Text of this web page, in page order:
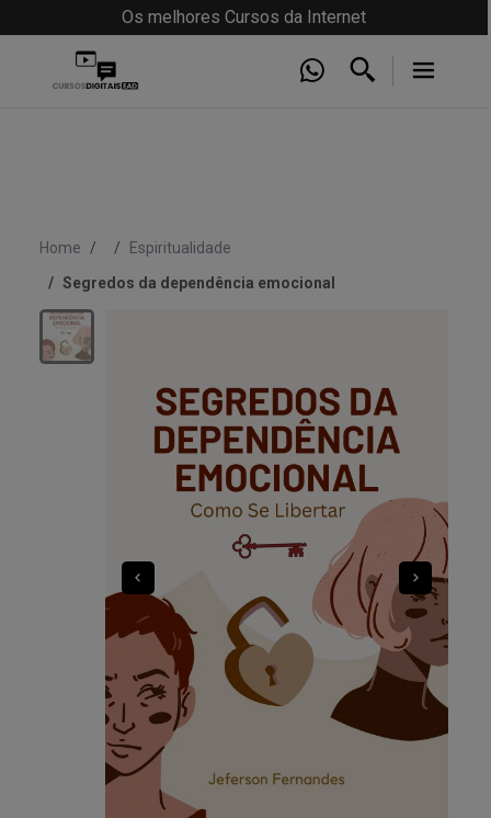
Os melhores Cursos da Internet
Home
Espiritualidade
Segredos da dependência emocional